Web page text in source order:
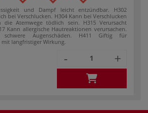
und Dampf leicht entzündbar.
H302
bei Verschlucken. H304 Kann bei Verschlucken
die Atemwege tödlich sein. H315 Verursacht
Kann allergische Hautreaktionen verursachen.
Augenschäden.
H411 Giftig für
mit langfristiger Wirkung.
- +